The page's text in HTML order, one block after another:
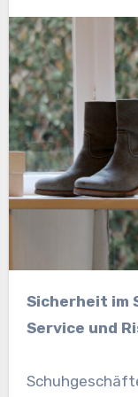
Sicherheit im Schuhgeschäft zwischen
Service und